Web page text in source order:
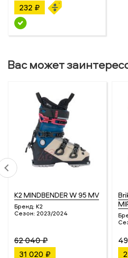
232 ₽
Вас может
K2 MINDBENDER W 95 MV
Бренд: K2
Сезон: 2023/2024
62 040 ₽
31 020 ₽